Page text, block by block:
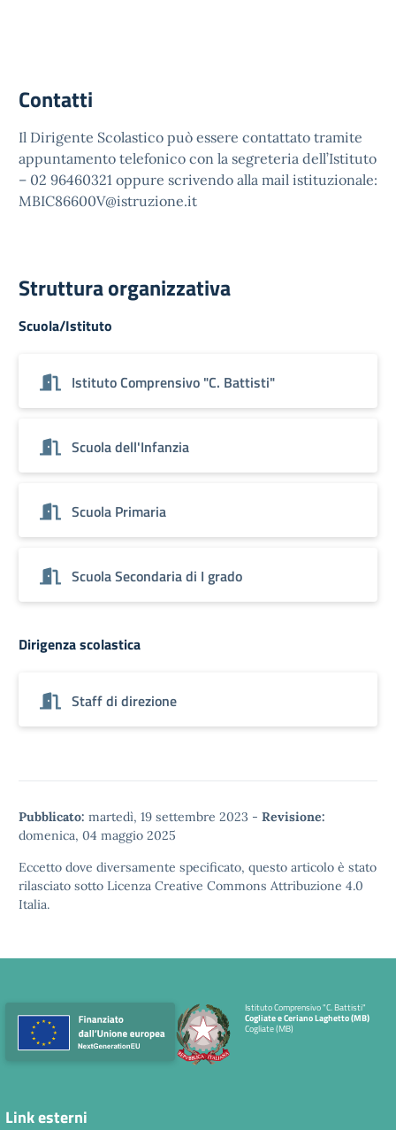
Contatti
Il Dirigente Scolastico può essere contattato tramite
appuntamento telefonico con la segreteria dell’Istituto
– 02 96460321 oppure scrivendo alla mail istituzionale:
MBIC86600V@istruzione.it
Struttura organizzativa
Scuola/Istituto
Istituto Comprensivo "C. Battisti"
Scuola dell'Infanzia
Scuola Primaria
Scuola Secondaria di I grado
Dirigenza scolastica
Staff di direzione
Pubblicato: martedì, 19 settembre 2023 - Revisione:
domenica, 04 maggio 2025
Eccetto dove diversamente specificato, questo articolo è stato
rilasciato sotto Licenza Creative Commons Attribuzione 4.0
Italia.
Istituto Comprensivo "C. Battisti"
Cogliate e Ceriano Laghetto (MB)
Cogliate (MB)
Link esterni